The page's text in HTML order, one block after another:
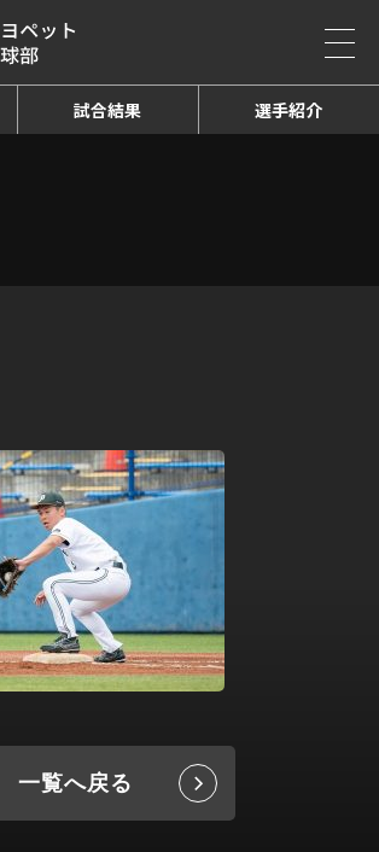
試合結果 選手紹介
HOME お知らせ詳細
一覧へ戻る